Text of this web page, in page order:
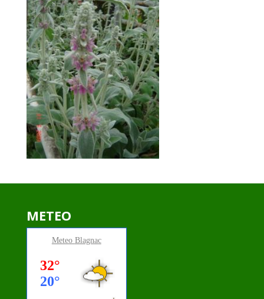
METEO
Meteo Blagnac